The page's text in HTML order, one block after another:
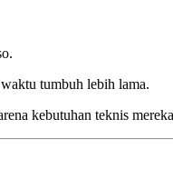
tumbuh lebih lama.
kebutuhan teknis